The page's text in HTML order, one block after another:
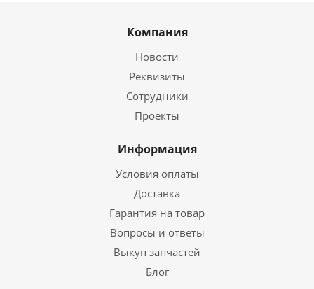
Компания
Новости
Реквизиты
Сотрудники
Проекты
Информация
Условия оплаты
Доставка
Гарантия на товар
Вопросы и ответы
Выкуп запчастей
Блог